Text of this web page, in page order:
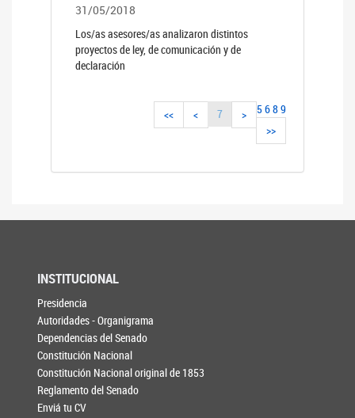
31/05/2018
Los/as asesores/as analizaron distintos
proyectos de ley, de comunicación y de
declaración
<< < 56
7 89
>
>>
INSTITUCIONAL
Presidencia
Autoridades - Organigrama
Dependencias del Senado
Constitución Nacional
Constitución Nacional original de 1853
Reglamento del Senado
Enviá tu CV